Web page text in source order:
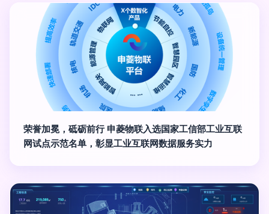
荣誉加冕，砥砺前行 申菱物联入选国家工信部工业互联
网试点示范名单，彰显工业互联网数据服务实力